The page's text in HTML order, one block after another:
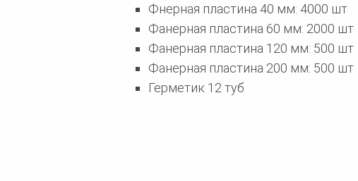
Фнерная пластина 40 мм: 4000 шт
Фанерная пластина 60 мм: 2000 шт
Фанерная пластина 120 мм: 500 шт
Фанерная пластина 200 мм: 500 шт
Герметик 12 туб